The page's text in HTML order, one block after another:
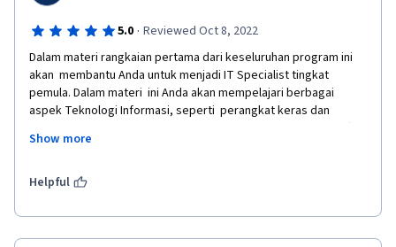
5.0 · Reviewed Oct 8, 2022
Dalam materi rangkaian pertama dari keseluruhan program ini
akan  membantu Anda untuk menjadi IT Specialist tingkat
pemula. Dalam materi  ini Anda akan mempelajari berbagai
aspek Teknologi Informasi, seperti  perangkat keras dan
perangkat lunak komputer, Internet, sistem operasi,  dan soft
skill. Hasil akhir dalam kursus ini, Anda dapat memahami:
Keras dan  Perangkat Lunak ● Sistem Operasi ● Jaringan
Show more
Helpful